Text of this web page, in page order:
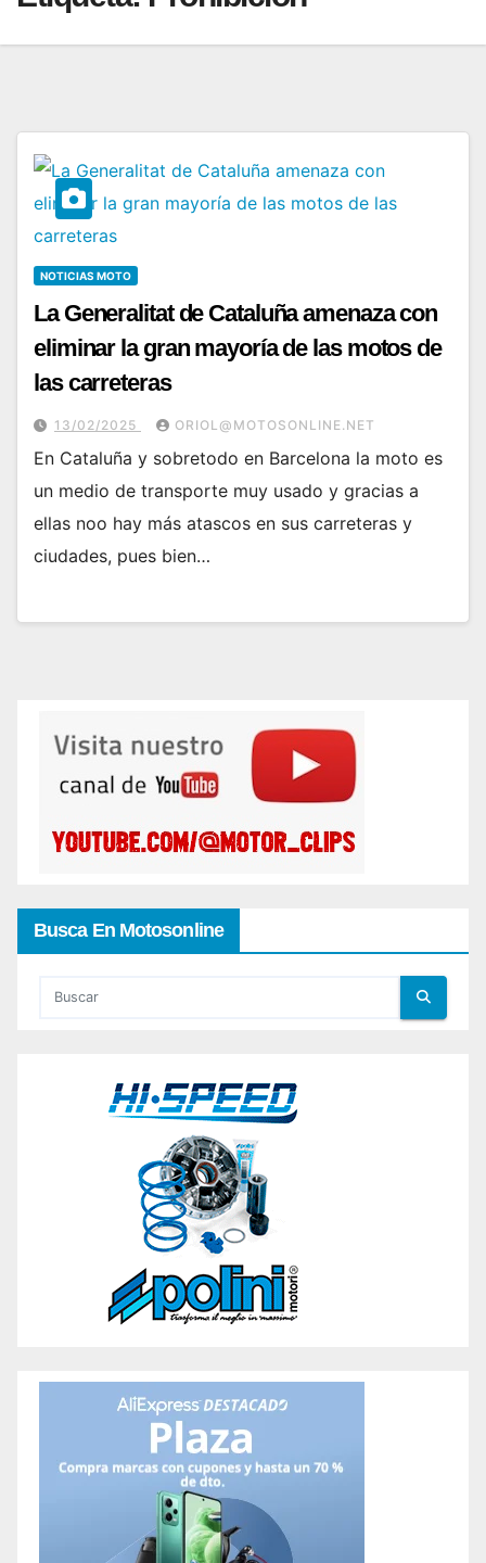
NOTICIAS MOTO
La Generalitat de Cataluña amenaza con
eliminar la gran mayoría de las motos de
las carreteras
13/02/2025 ORIOL@MOTOSONLINE.NET
En Cataluña y sobretodo en Barcelona la moto es
un medio de transporte muy usado y gracias a
ellas noo hay más atascos en sus carreteras y
ciudades, pues bien…
Busca En Motosonline